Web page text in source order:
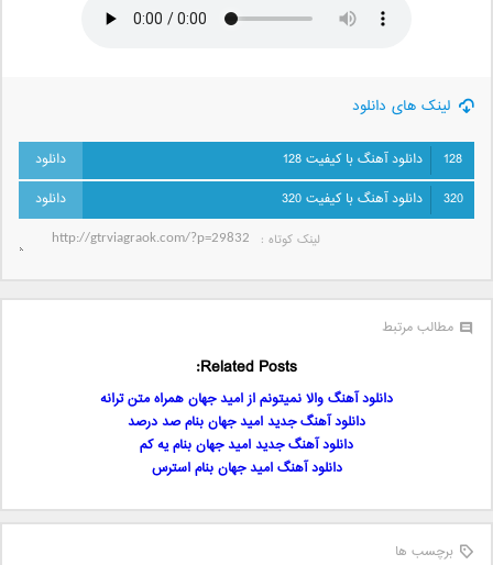
لینک های دانلود
128
دانلود آهنگ با کیفیت 128
320
دانلود آهنگ با کیفیت 320
لینک کوتاه‌ :
مطالب مرتبط
Related Posts:
دانلود آهنگ والا نمیتونم از امید جهان همراه متن ترانه
دانلود آهنگ جدید امید جهان بنام صد درصد
دانلود آهنگ جدید امید جهان بنام یه کم
دانلود آهنگ امید جهان بنام استرس
برچسب ها